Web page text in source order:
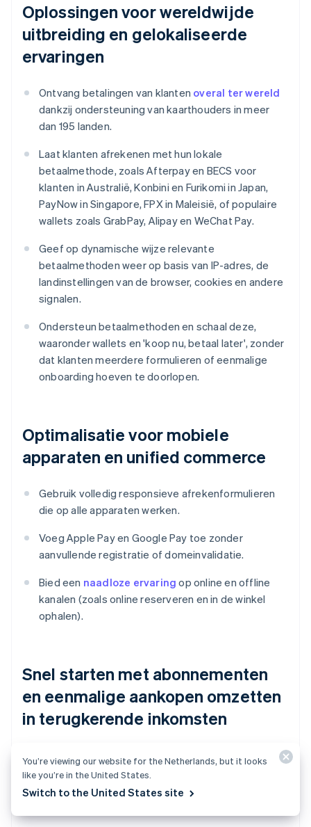
Oplossingen voor wereldwijde
uitbreiding en gelokaliseerde
ervaringen
Ontvang betalingen van klanten overal ter wereld
dankzij ondersteuning van kaarthouders in meer
dan 195 landen.
Laat klanten afrekenen met hun lokale
betaalmethode, zoals Afterpay en BECS voor
klanten in Australië, Konbini en Furikomi in Japan,
PayNow in Singapore, FPX in Maleisië, of populaire
wallets zoals GrabPay, Alipay en WeChat Pay.
Geef op dynamische wijze relevante
betaalmethoden weer op basis van IP-adres, de
landinstellingen van de browser, cookies en andere
signalen.
Ondersteun betaalmethoden en schaal deze,
waaronder wallets en 'koop nu, betaal later', zonder
dat klanten meerdere formulieren of eenmalige
onboarding hoeven te doorlopen.
Optimalisatie voor mobiele
apparaten en unified commerce
Gebruik volledig responsieve afrekenformulieren
die op alle apparaten werken.
Voeg Apple Pay en Google Pay toe zonder
aanvullende registratie of domeinvalidatie.
Bied een naadloze ervaring op online en offline
kanalen (zoals online reserveren en in de winkel
ophalen).
Snel starten met abonnementen
en eenmalige aankopen omzetten
in terugkerende inkomsten
Ontvang terugkerende betalingen
meteen via
betaalkaart, incasso (BECS in Australië),
bankoverschrijvingen (Furikomi in Japan) en andere
You’re viewing our website for the Netherlands, but it looks
like you’re in the United States.
Switch to the United States site